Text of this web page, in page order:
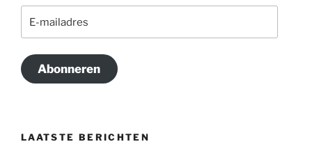
Abonneren
LAATSTE BERICHTEN